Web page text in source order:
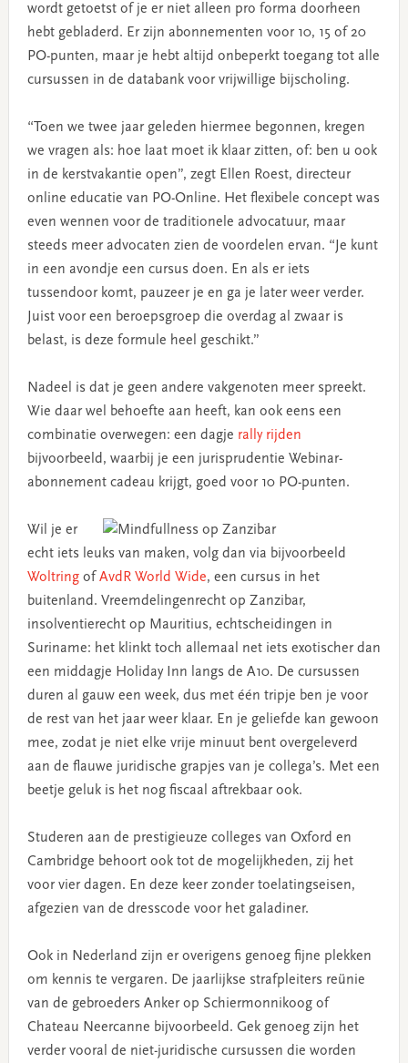
wordt getoetst of je er niet alleen pro forma doorheen
hebt gebladerd. Er zijn abonnementen voor 10, 15 of 20
PO-punten, maar je hebt altijd onbeperkt toegang tot alle
cursussen in de databank voor vrijwillige bijscholing.
“Toen we twee jaar geleden hiermee begonnen, kregen
we vragen als: hoe laat moet ik klaar zitten, of: ben u ook
in de kerstvakantie open”, zegt Ellen Roest, directeur
online educatie van PO-Online. Het flexibele concept was
even wennen voor de traditionele advocatuur, maar
steeds meer advocaten zien de voordelen ervan. “Je kunt
in een avondje een cursus doen. En als er iets
tussendoor komt, pauzeer je en ga je later weer verder.
Juist voor een beroepsgroep die overdag al zwaar is
belast, is deze formule heel geschikt.”
Nadeel is dat je geen andere vakgenoten meer spreekt.
Wie daar wel behoefte aan heeft, kan ook eens een
combinatie overwegen: een dagje rally rijden
bijvoorbeeld, waarbij je een jurisprudentie Webinar-
abonnement cadeau krijgt, goed voor 10 PO-punten.
Wil je er
echt iets leuks van maken, volg dan via bijvoorbeeld
Woltringof AvdR World Wide, een cursus in het
buitenland. Vreemdelingenrecht op Zanzibar,
insolventierecht op Mauritius, echtscheidingen in
Suriname: het klinkt toch allemaal net iets exotischer dan
een middagje Holiday Inn langs de A10. De cursussen
duren al gauw een week, dus met één tripje ben je voor
de rest van het jaar weer klaar. En je geliefde kan gewoon
mee, zodat je niet elke vrije minuut bent overgeleverd
aan de flauwe juridische grapjes van je collega’s. Met een
beetje geluk is het nog fiscaal aftrekbaar ook.
Studeren aan de prestigieuze colleges van Oxford en
Cambridge behoort ook tot de mogelijkheden, zij het
voor vier dagen. En deze keer zonder toelatingseisen,
afgezien van de dresscode voor het galadiner.
Ook in Nederland zijn er overigens genoeg fijne plekken
om kennis te vergaren. De jaarlijkse strafpleiters reünie
van de gebroeders Anker op Schiermonnikoog of
Chateau Neercanne bijvoorbeeld. Gek genoeg zijn het
verder vooral de niet-juridische cursussen die worden